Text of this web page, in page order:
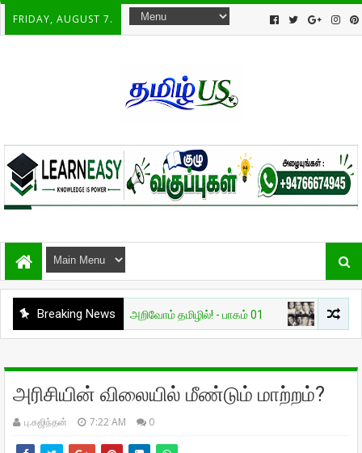
FRIDAY, AUGUST 7.
Breaking News
தேவை AI — அறிவோம் தமிழில்! - பாகம் 01 சுவாரசியம் 🔥
அரிசியின் விலையில் மீண்டும் மாற்றம்?
பு.கஜிந்தன் 7:22 AM 0